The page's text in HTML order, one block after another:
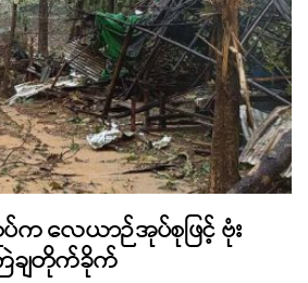
က လေယာဉ်အုပ်စုဖြင့် ဗုံး
ြဲချတိုက်ခိုက်